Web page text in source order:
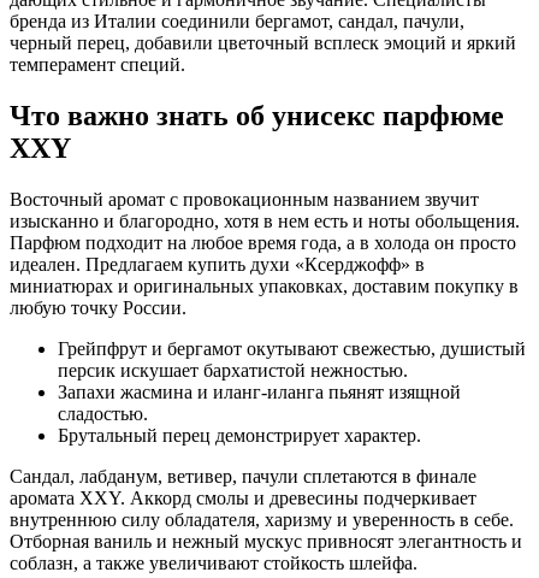
бренда из Италии соединили бергамот, сандал, пачули,
черный перец, добавили цветочный всплеск эмоций и яркий
темперамент специй.
Что важно знать об унисекс парфюме
XXY
Восточный аромат с провокационным названием звучит
изысканно и благородно, хотя в нем есть и ноты обольщения.
Парфюм подходит на любое время года, а в холода он просто
идеален. Предлагаем купить духи «Ксерджофф» в
миниатюрах и оригинальных упаковках, доставим покупку в
любую точку России.
Грейпфрут и бергамот окутывают свежестью, душистый
персик искушает бархатистой нежностью.
Запахи жасмина и иланг-иланга пьянят изящной
сладостью.
Брутальный перец демонстрирует характер.
Сандал, лабданум, ветивер, пачули сплетаются в финале
аромата XXY. Аккорд смолы и древесины подчеркивает
внутреннюю силу обладателя, харизму и уверенность в себе.
Отборная ваниль и нежный мускус привносят элегантность и
соблазн, а также увеличивают стойкость шлейфа.